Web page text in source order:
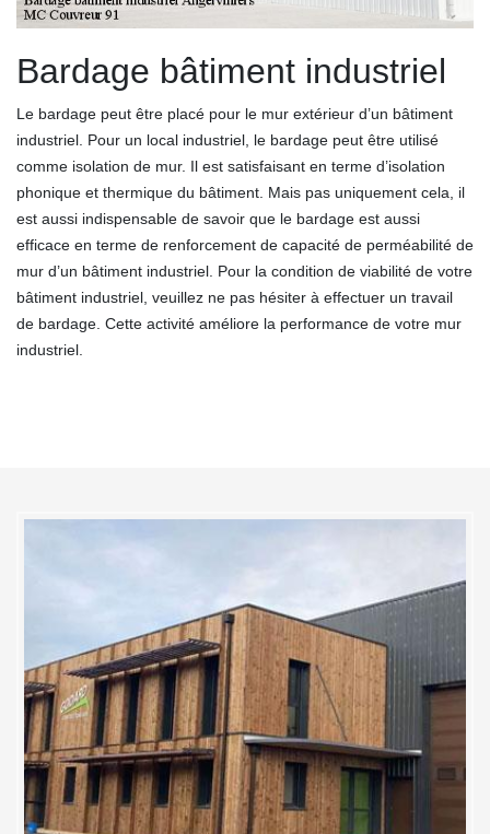
Bardage bâtiment industriel
Le bardage peut être placé pour le mur extérieur d’un bâtiment
industriel. Pour un local industriel, le bardage peut être utilisé
comme isolation de mur. Il est satisfaisant en terme d’isolation
phonique et thermique du bâtiment. Mais pas uniquement cela, il
est aussi indispensable de savoir que le bardage est aussi
efficace en terme de renforcement de capacité de perméabilité de
mur d’un bâtiment industriel. Pour la condition de viabilité de votre
bâtiment industriel, veuillez ne pas hésiter à effectuer un travail
de bardage. Cette activité améliore la performance de votre mur
industriel.